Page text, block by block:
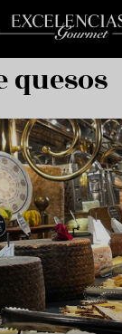
quesos